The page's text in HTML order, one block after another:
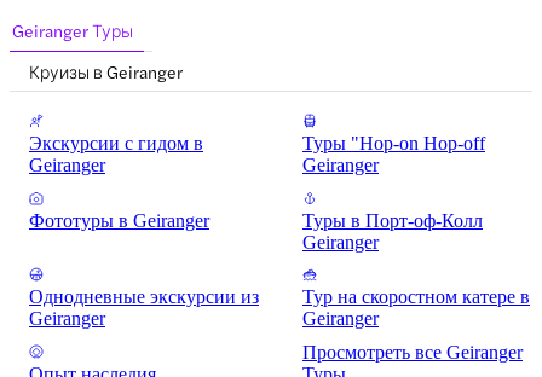
Geiranger Туры
Круизы в Geiranger
Экскурсии с гидом в
Geiranger
Туры "Hop-on Hop-off
Geiranger
Фототуры в Geiranger
Туры в Порт-оф-Колл
Geiranger
Однодневные экскурсии из
Geiranger
Тур на скоростном катере в
Geiranger
Просмотреть все Geiranger